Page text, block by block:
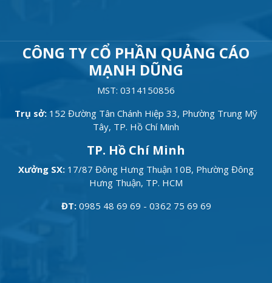
CÔNG TY CỔ PHẦN QUẢNG CÁO
MẠNH DŨNG
MST: 0314150856
Trụ sở: 152 Đường Tân Chánh Hiệp 33, Phường Trung Mỹ
Tây, TP. Hồ Chí Minh
TP. Hồ Chí Minh
Xưởng SX: 17/87 Đông Hưng Thuận 10B, Phường Đông
Hưng Thuận, TP. HCM
ĐT:0985 48 69 69 - 0362 75 69 69